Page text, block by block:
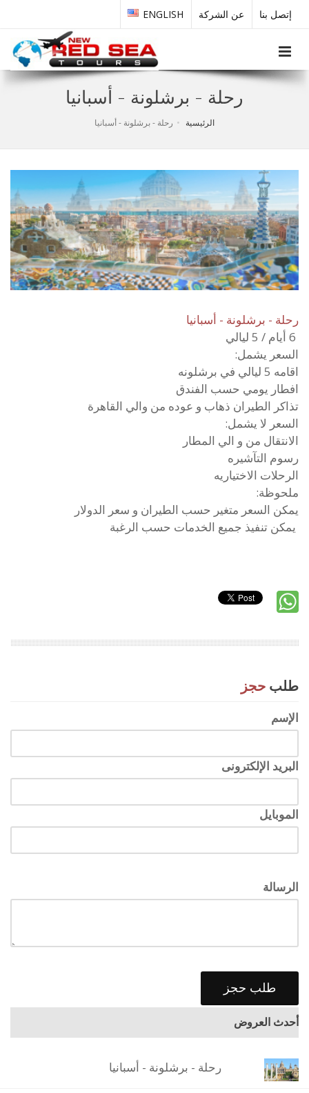
إتصل بنا عن الشركة ENGLISH
Toggle navigation
رحلة - برشلونة - أسبانيا
الرئيسية رحلة - برشلونة - أسبانيا
رحلة - برشلونة - أسبانيا
السعر يشمل:
اقامه 5 ليالي في برشلونه
افطار يومي حسب الفندق
تذاكر الطيران ذهاب و عوده من والي القاهرة
السعر لا يشمل:
الانتقال من و الي المطار
رسوم التآشيره
الرحلات الاختياريه
ملحوظة:
يمكن السعر متغير حسب الطيران و سعر الدولار
يمكن تنفيذ جميع الخدمات حسب الرغبة
طلب حجز
الإسم
البريد الإلكترونى
الموبايل
الرسالة
أحدث العروض
رحلة - برشلونة - أسبانيا